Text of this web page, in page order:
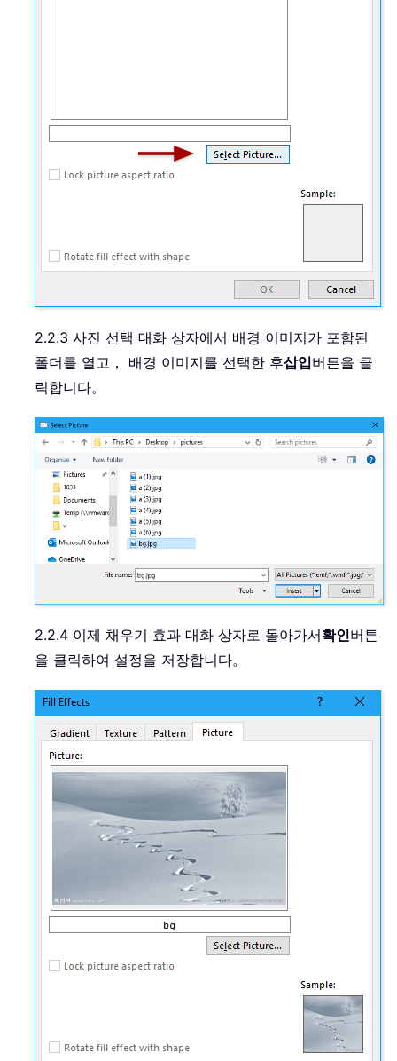
2.2.3 사진 선택 대화 상자에서 배경 이미지가 포함된
폴더를 열고， 배경 이미지를 선택한 후삽입버튼을 클
릭합니다。
2.2.4 이제 채우기 효과 대화 상자로 돌아가서확인버튼
을 클릭하여 설정을 저장합니다。